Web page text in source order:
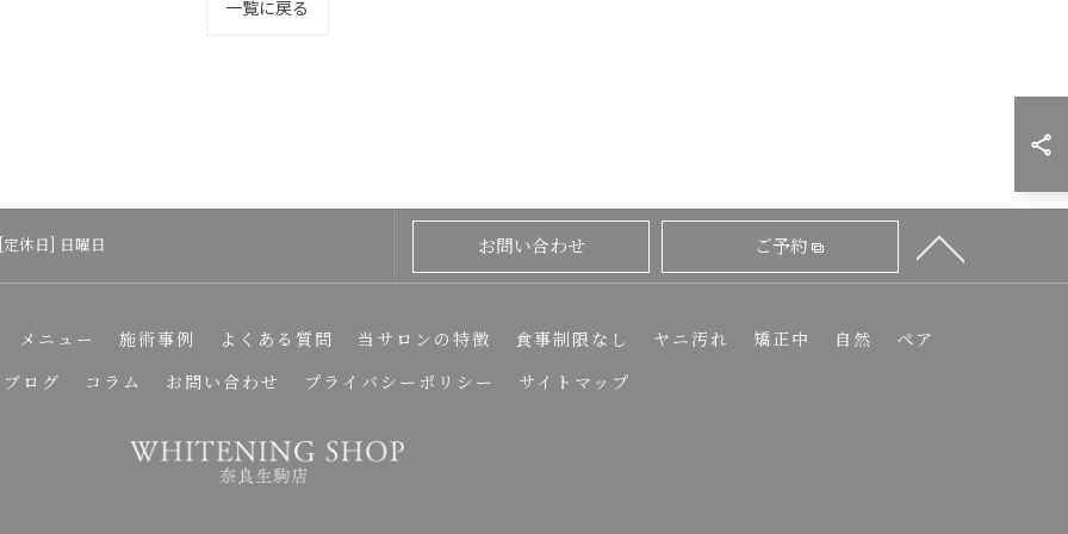
一覧に戻る
定休日] 日曜日 お問い合わせ ご予約
メニュー 施術事例 よくある質問 当サロンの特徴 食事制限なし ヤニ汚れ 矯正中 自然
ペア
ブログ
コラム お問い合わせ プライバシーポリシー サイトマップ